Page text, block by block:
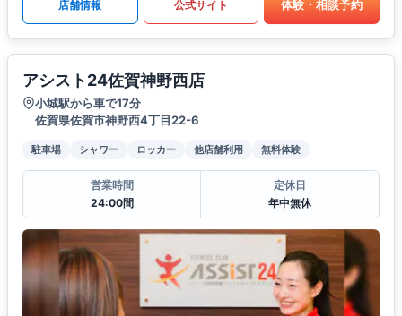
店舗情報 公式サイト 体験・相談予約
アシスト24佐賀神野西店
小城駅から車で17分
佐賀県佐賀市神野西4丁目22-6
駐車場 シャワー ロッカー 他店舗利用 無料体験
営業時間
24:00間
定休日
年中無休